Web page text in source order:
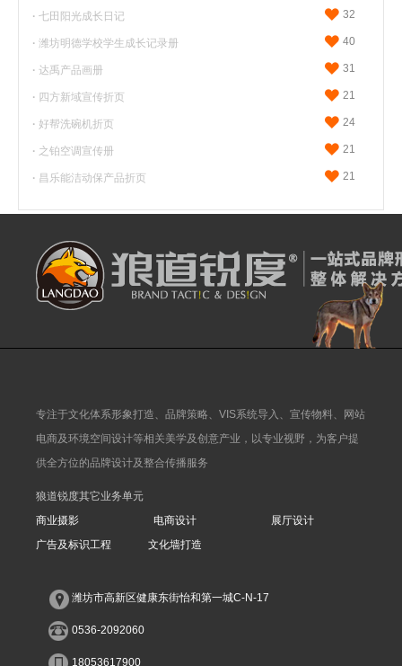
· 七田阳光成长日记 32
· 潍坊明德学校学生成长记录册 40
· 达禹产品画册 31
· 四方新域宣传折页 21
· 好帮洗碗机折页 24
· 之铂空调宣传册 21
· 昌乐能洁动保产品折页 21
专注于文化体系形象打造、品牌策略、VIS系统导入、宣传物料、网站
电商及环境空间设计等相关美学及创意产业，以专业视野，为客户提
供全方位的品牌设计及整合传播服务
狼道锐度其它业务单元
商业摄影
电商设计
展厅设计
广告及标识工程
文化墙打造
潍坊市高新区健康东街怡和第一城C-N-17
0536-2092060
18053617900